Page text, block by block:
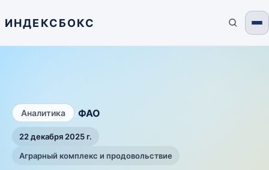
ИНДЕКСБОКС
Аналитика ФАО
22 декабря 2025 г.
Аграрный комплекс и продовольствие